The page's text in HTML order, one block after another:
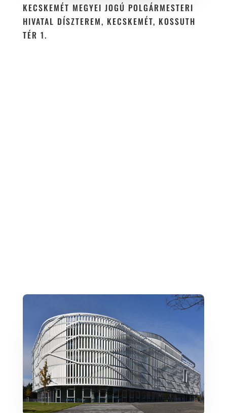
KECSKEMÉT MEGYEI JOGÚ POLGÁRMESTERI
HIVATAL DÍSZTEREM, KECSKEMÉT, KOSSUTH
TÉR 1.